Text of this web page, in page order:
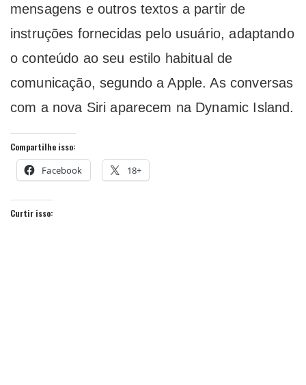
mensagens e outros textos a partir de
instruções fornecidas pelo usuário, adaptando
o conteúdo ao seu estilo habitual de
comunicação, segundo a Apple. As conversas
com a nova Siri aparecem na Dynamic Island.
Compartilhe isso:
Facebook 18+
Curtir isso: